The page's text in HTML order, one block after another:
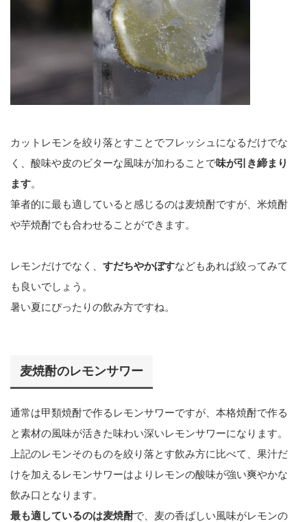
カットレモンを絞り落とすことでフレッシュになるだけでな
く、酸味や皮のビターな風味が加わることで味が引き締まり
ます。
筆者的に最も適していると感じるのは麦焼酎ですが、米焼酎
や芋焼酎でも合わせることができます。
レモンだけでなく、 すだちやかぼすなどもあれば絞ってみて
も良いでしょう。
暑い夏にぴったりの飲み方ですね。
麦焼酎のレモンサワー
通常は甲類焼酎で作るレモンサワーですが、本格焼酎で作る
と素材の風味が活きた味わい深いレモンサワーになります。
上記のレモンそのものを絞り落とす飲み方に比べて、果汁だ
けを加えるレモンサワーはよりレモンの酸味が強い爽やかな
飲み口となります。
最も適しているのは麦焼酎で、麦の香ばしい風味がレモンの